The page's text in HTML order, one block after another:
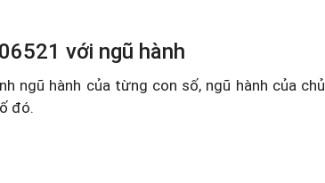
với ngũ hành
ngũ hành của từng con số, ngũ hành của chủ
đó.